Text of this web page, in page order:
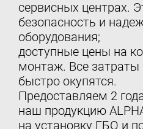
сервисных центрах.
безопасность и
оборудования;
доступные цены на
монтаж. Все затраты
быстро окупятся.
Предоставляем 2
наш продукцию
на установку ГБО и